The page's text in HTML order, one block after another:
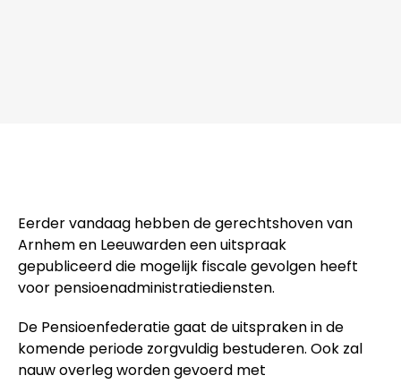
Eerder vandaag hebben de gerechtshoven van
Arnhem en Leeuwarden een uitspraak
gepubliceerd die mogelijk fiscale gevolgen heeft
voor pensioenadministratiediensten.
De Pensioenfederatie gaat de uitspraken in de
komende periode zorgvuldig bestuderen. Ook zal
nauw overleg worden gevoerd met